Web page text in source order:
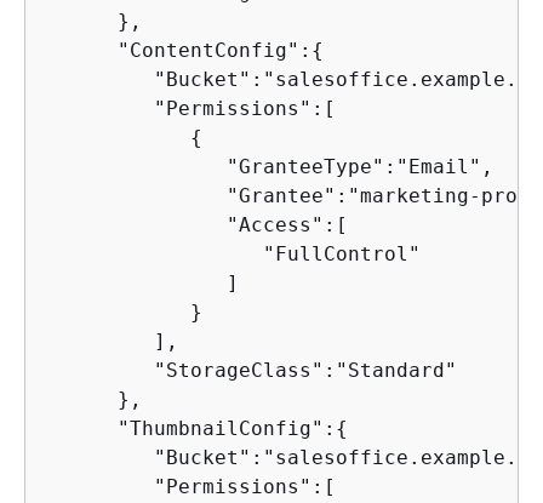
      },
      "ContentConfig":
{
         "Permissions":[
{
               "GranteeType":"Email",
"Grantee":"marketing-
               "Access":[
                  "FullControl"
               ]
            }
         ],
         "StorageClass":"Standard"
      },
      "ThumbnailConfig":
{
         "Permissions":[